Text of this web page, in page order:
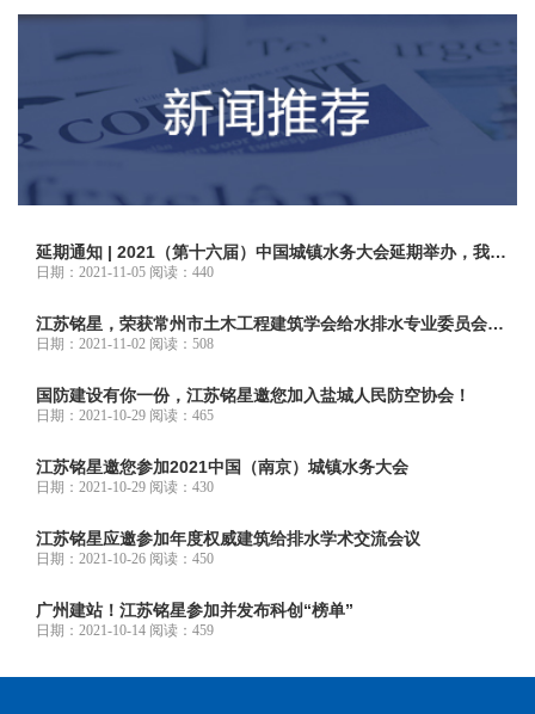
延期通知 | 2021（第十六届）中国城镇水务大会延期举办，我们
十二月南京再相聚！
日期：2021-11-05 阅读：440
江苏铭星，荣获常州市土木工程建筑学会给水排水专业委员会佳
合作伙伴！
日期：2021-11-02 阅读：508
国防建设有你一份，江苏铭星邀您加入盐城人民防空协会！
日期：2021-10-29 阅读：465
江苏铭星邀您参加2021中国（南京）城镇水务大会
日期：2021-10-29 阅读：430
江苏铭星应邀参加年度权威建筑给排水学术交流会议
日期：2021-10-26 阅读：450
广州建站！江苏铭星参加并发布科创“榜单”
日期：2021-10-14 阅读：459